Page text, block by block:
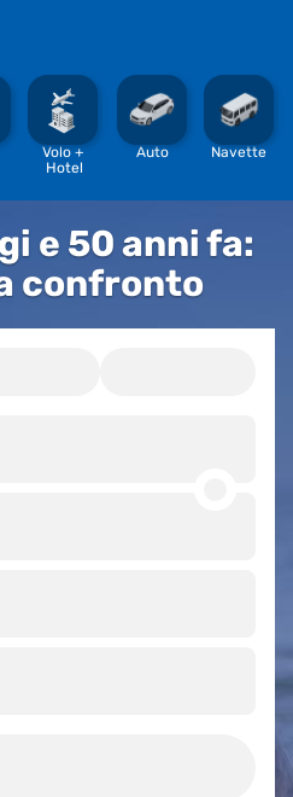
Volo +
Hotel
Auto Navette
e 50 anni fa:
confronto